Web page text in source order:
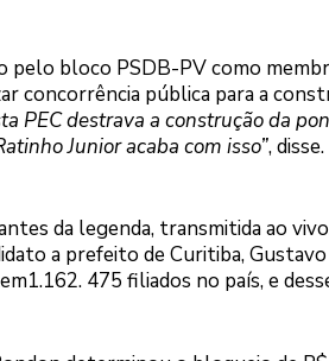
pelo bloco PSDB-PV como
concorrência pública para a
PEC destrava a construção da
Junior acaba com isso”, disse.
da legenda, transmitida ao
a prefeito de Curitiba,
475 filiados no país, e